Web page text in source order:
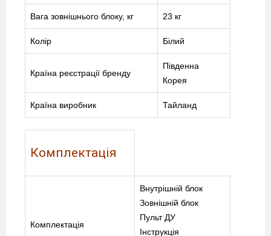
Вага зовнішнього блоку, кг 23 кг
Колір Білий
Країна реєстрації бренду
Південна
Корея
Країна виробник Тайланд
Комплектація
Комплектація
Внутрішній блок
Зовнішній блок
Пульт ДУ
Інструкція